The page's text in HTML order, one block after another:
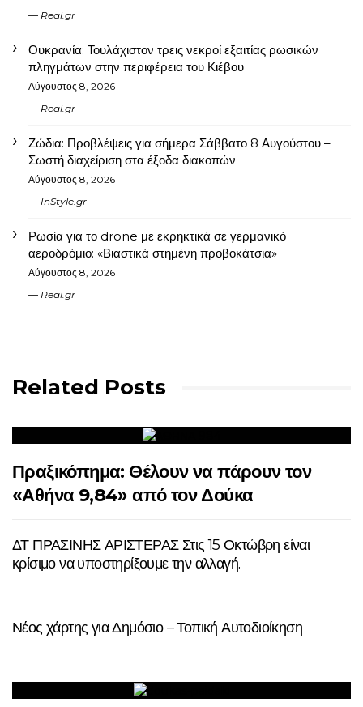
Real.gr
Ουκρανία: Τουλάχιστον τρεις νεκροί εξαιτίας ρωσικών
πληγμάτων στην περιφέρεια του Κιέβου
Αύγουστος 8, 2026
Real.gr
Ζώδια: Προβλέψεις για σήμερα Σάββατο 8 Αυγούστου –
Σωστή διαχείριση στα έξοδα διακοπών
Αύγουστος 8, 2026
InStyle.gr
Ρωσία για το drone με εκρηκτικά σε γερμανικό
αεροδρόμιο: «Βιαστικά στημένη προβοκάτσια»
Αύγουστος 8, 2026
Real.gr
Related Posts
Πραξικόπημα: Θέλουν να πάρουν τον
«Αθήνα 9,84» από τον Δούκα
ΔΤ ΠΡΑΣΙΝΗΣ ΑΡΙΣΤΕΡΑΣ Στις 15 Οκτώβρη είναι
κρίσιμο να υποστηρίξουμε την αλλαγή.
Νέος χάρτης για Δημόσιο – Τοπική Αυτοδιοίκηση